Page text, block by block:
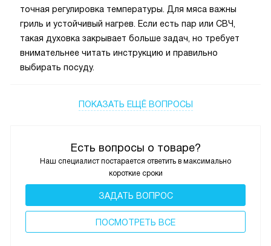
Есть вопросы о товаре?
Наш специалист постарается ответить в максимально
короткие сроки
ЗАДАТЬ ВОПРОС
ПОCМОТРЕТЬ ВСЕ
точная регулировка температуры. Для мяса важны
гриль и устойчивый нагрев. Если есть пар или СВЧ,
такая духовка закрывает больше задач, но требует
внимательнее читать инструкцию и правильно
выбирать посуду.
ПОКАЗАТЬ ЕЩЁ ВОПРОСЫ